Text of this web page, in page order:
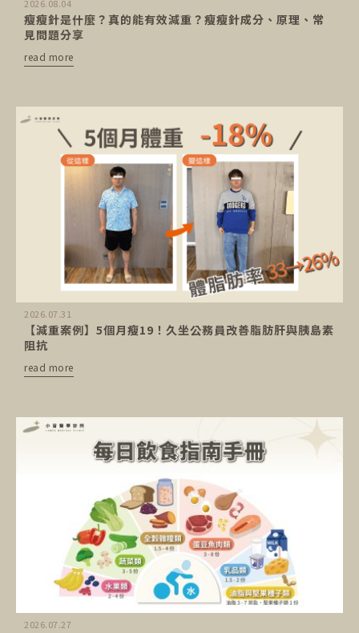
2026.08.04
瘦瘦針是什麼？真的能有效減重？瘦瘦針成分、原理、常
見問題分享
read more
2026.07.31
【減重案例】5個月瘦19！久坐公務員改善脂肪肝與胰島素
阻抗
read more
2026.07.27